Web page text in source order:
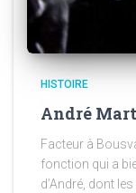
HISTOIRE
André
Facteur à
fonction qui a
d’André, dont